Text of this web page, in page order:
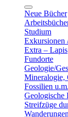
Neue Bücher
Studium
Exkursionen
Extra – Lapis
Fundorte
Geologie/
Mineralogie,
Fossilien u.m.
Geologische
Streifzüge